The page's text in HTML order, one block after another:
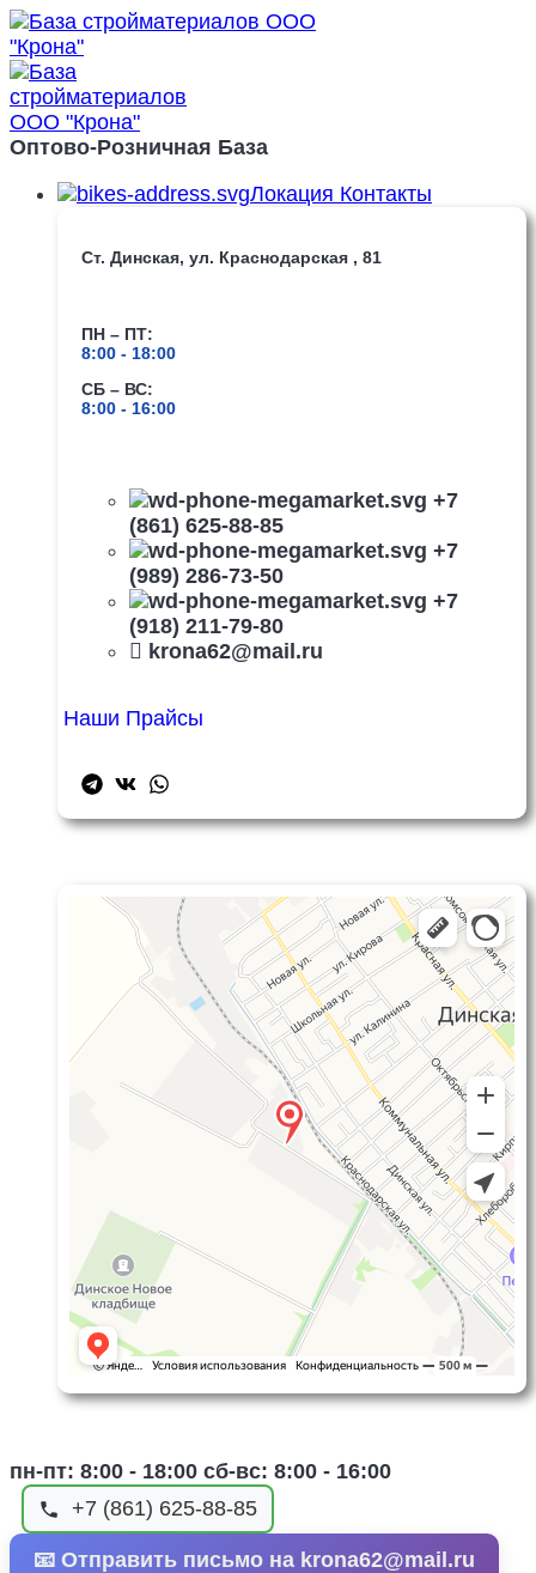
Оптово-Розничная База
Локация Контакты
Ст. Динская, ул. Краснодарская , 81
ПН – ПТ:
8:00 - 18:00
СБ – ВС:
8:00 - 16:00
+7
(861) 625-88-85
+7
(989) 286-73-50
+7
(918) 211-79-80
krona62@mail.ru
Наши Прайсы
Яндекс Карты
Яндекс Карты — транспорт, навигация, поиск мест
пн-пт: 8:00 - 18:00 сб-вс: 8:00 - 16:00
+7 (861) 625-88-85
📧 Отправить письмо на krona62@mail.ru